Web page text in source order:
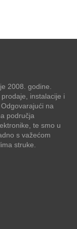
2008. godine.
instalacije i
na
područja
te smo u
s važećom
struke.